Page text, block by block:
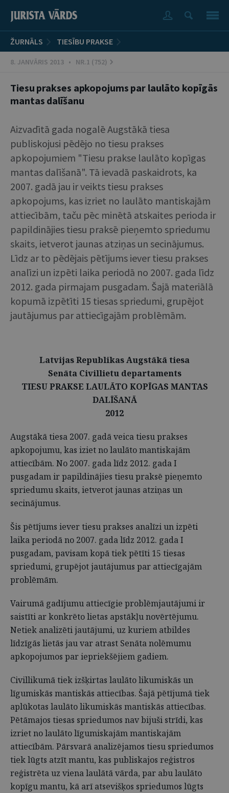
ŽURNĀLS TIESĪBU PRAKSE
8. JANVĀRIS 2013 • NR.1 (752)
Tiesu prakses apkopojums par laulāto kopīgās
mantas dalīšanu
Aizvadītā gada nogalē Augstākā tiesa
publiskojusi pēdējo no tiesu prakses
apkopojumiem "Tiesu prakse laulāto kopīgas
mantas dalīšanā". Tā ievadā paskaidrots, ka
2007. gadā jau ir veikts tiesu prakses
apkopojums, kas izriet no laulāto mantiskajām
attiecībām, taču pēc minētā atskaites perioda ir
papildinājies tiesu praksē pieņemto spriedumu
skaits, ietverot jaunas atziņas un secinājumus.
Līdz ar to pēdējais pētījums iever tiesu prakses
analīzi un izpēti laika periodā no 2007. gada līdz
2012. gada pirmajam pusgadam. Šajā materiālā
kopumā izpētīti 15 tiesas spriedumi, grupējot
jautājumus par attiecīgajām problēmām.
Latvijas Republikas Augstākā tiesa
Senāta Civillietu departaments
TIESU PRAKSE LAULĀTO KOPĪGAS MANTAS
DALĪŠANĀ
2012
Augstākā tiesa 2007. gadā veica tiesu prakses
apkopojumu, kas iziet no laulāto mantiskajām
attiecībām. No 2007. gada līdz 2012. gada I
pusgadam ir papildinājies tiesu praksē pieņemto
spriedumu skaits, ietverot jaunas atziņas un
secinājumus.
Šis pētījums iever tiesu prakses analīzi un izpēti
laika periodā no 2007. gada līdz 2012. gada I
pusgadam, pavisam kopā tiek pētīti 15 tiesas
spriedumi, grupējot jautājumus par attiecīgajām
problēmām.
Vairumā gadījumu attiecīgie problēmjautājumi ir
saistīti ar konkrēto lietas apstākļu novērtējumu.
Netiek analizēti jautājumi, uz kuriem atbildes
līdzīgās lietās jau var atrast Senāta nolēmumu
apkopojumos par iepriekšējiem gadiem.
Civillikumā tiek izšķirtas laulāto likumiskās un
līgumiskās mantiskās attiecības. Šajā pētījumā tiek
aplūkotas laulāto likumiskās mantiskās attiecības.
Pētāmajos tiesas spriedumos nav bijuši strīdi, kas
izriet no laulāto līgumiskajām mantiskajām
attiecībām. Pārsvarā analizējamos tiesu spriedumos
tiek lūgts atzīt mantu, kas publiskajos reģistros
reģistrēta uz viena laulātā vārda, par abu laulāto
kopīgu mantu, kā arī atsevišķos spriedumos lūgts